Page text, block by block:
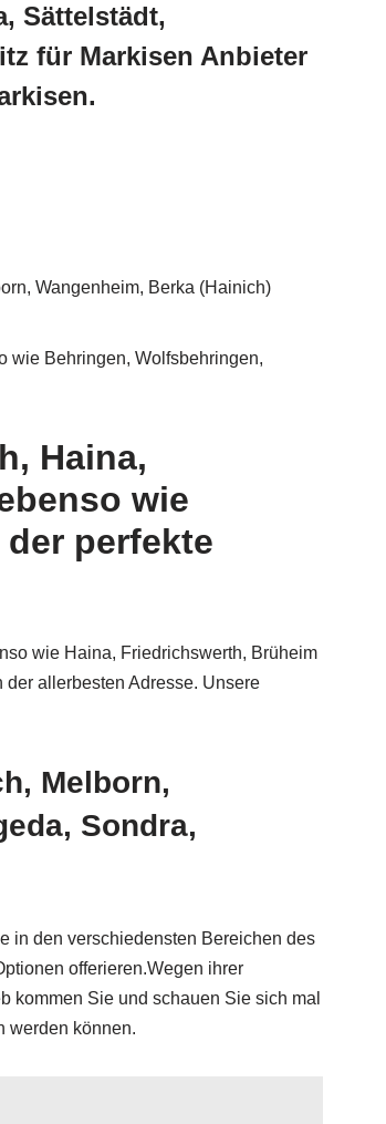
Sättelstädt,
für Markisen Anbieter
Wangenheim, Berka (Hainich)
wie Behringen, Wolfsbehringen,
Haina,
wie
perfekte
wie Haina, Friedrichswerth, Brüheim
allerbesten Adresse. Unsere
Melborn,
Sondra,
in den verschiedensten Bereichen des
offerieren.Wegen ihrer
kommen Sie und schauen Sie sich mal
werden können.